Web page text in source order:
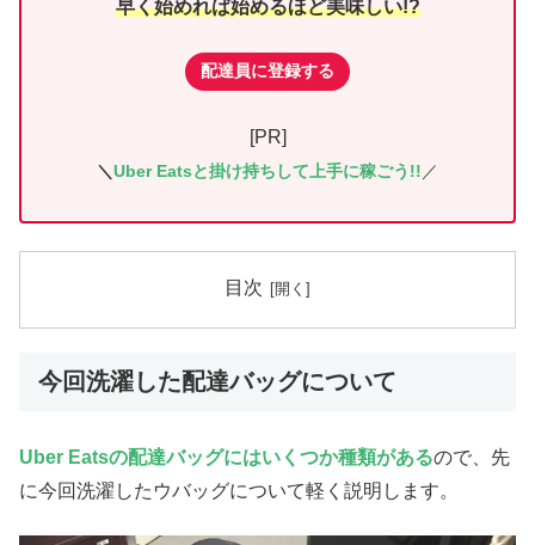
早く始めれば始めるほど美味しい!?
配達員に登録する
[PR]
＼Uber Eatsと掛け持ちして上手に稼ごう!! ／
目次
今回洗濯した配達バッグについて
Uber Eatsの配達バッグにはいくつか種類があるので、先
に今回洗濯したウバッグについて軽く説明します。